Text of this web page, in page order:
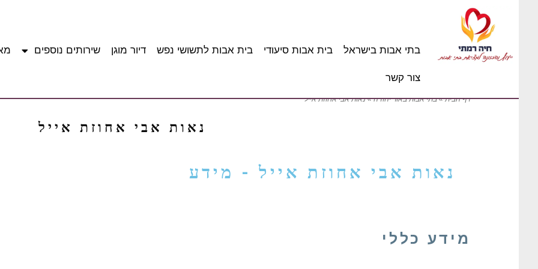
בתי אבות בישראל בית אבות סיעודי בית אבות לתשושי נפש דיור מוגן שירותים נוספים
צור קשר
דף הבית»בתי אבות באור יהודה»נאות אבי אחוזת אייל
נאות אבי אחוזת אייל
נאות אבי אחוזת אייל - מידע
מידע כללי